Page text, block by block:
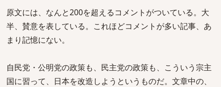
原文には、なんと200を超えるコメントがついている。大
半、賛意を表している。これほどコメントが多い記事、あ
まり記憶にない。
自民党・公明党の政策も、民主党の政策も、こういう宗主
国に習って、日本を改造しようというものだ。文章中の、